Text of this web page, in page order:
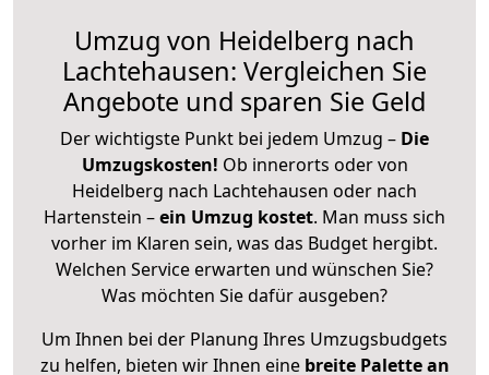
Umzug von Heidelberg nach
Lachtehausen: Vergleichen Sie
Angebote und sparen Sie Geld
Der wichtigste Punkt bei jedem Umzug – Die
Umzugskosten! Ob innerorts oder von
Heidelberg nach Lachtehausen oder nach
Hartenstein –ein Umzug kostet. Man muss sich
vorher im Klaren sein, was das Budget hergibt.
Welchen Service erwarten und wünschen Sie?
Was möchten Sie dafür ausgeben?
Um Ihnen bei der Planung Ihres Umzugsbudgets
zu helfen, bieten wir Ihnen eine breite Palette an